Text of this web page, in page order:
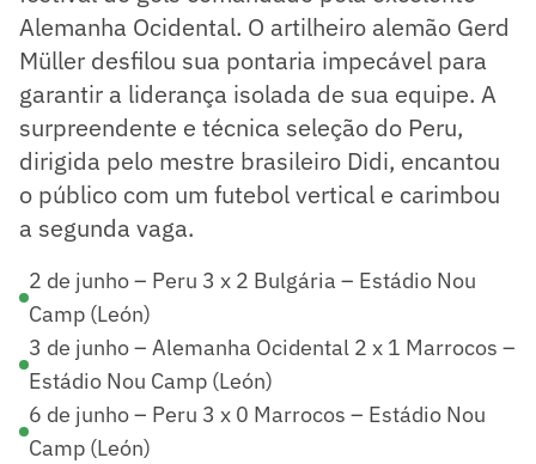
Alemanha Ocidental. O artilheiro alemão Gerd
Müller desfilou sua pontaria impecável para
garantir a liderança isolada de sua equipe. A
surpreendente e técnica seleção do Peru,
dirigida pelo mestre brasileiro Didi, encantou
o público com um futebol vertical e carimbou
a segunda vaga.
2 de junho – Peru 3 x 2 Bulgária – Estádio Nou
Camp (León)
3 de junho – Alemanha Ocidental 2 x 1 Marrocos –
Estádio Nou Camp (León)
6 de junho – Peru 3 x 0 Marrocos – Estádio Nou
Camp (León)